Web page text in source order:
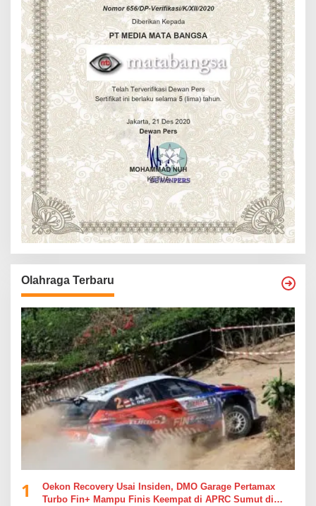
Olahraga Terbaru
1
Oekon Recovery Usai Insiden, DMO Garage Pertamax
Turbo Fin+ Mampu Finis Keempat di APRC Sumut di